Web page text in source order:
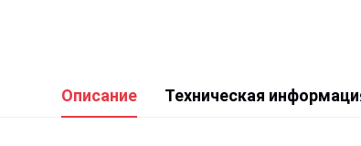
Описание Техническая